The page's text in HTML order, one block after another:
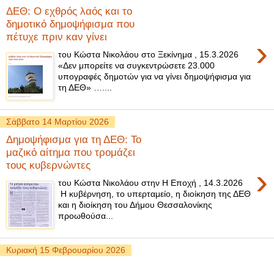
ΔΕΘ: Ο εχθρός λαός και το
δημοτικό δημοψήφισμα που
πέτυχε πριν καν γίνει
›
του Κώστα Νικολάου στο Ξεκίνημα , 15.3.2026
«Δεν μπορείτε να συγκεντρώσετε 23.000
υπογραφές δημοτών για να γίνει δημοψήφισμα για
τη ΔΕΘ» …....
Σάββατο 14 Μαρτίου 2026
Δημοψήφισμα για τη ΔΕΘ: Το
μαζικό αίτημα που τρομάζει
τους κυβερνώντες
›
του Κώστα Νικολάου στην Η Εποχή , 14.3.2026
Η κυβέρνηση, το υπερταμείο, η διοίκηση της ΔΕΘ
και η διοίκηση του Δήμου Θεσσαλονίκης
προωθούσα...
Κυριακή 15 Φεβρουαρίου 2026